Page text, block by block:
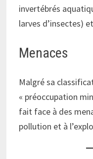
invertébrés
larves d’insectes)
Menaces
Malgré sa
« préoccupation
fait face à des
pollution et à